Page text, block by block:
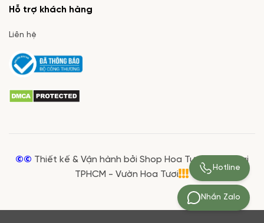
Hỗ trợ khách hàng
Liên hệ
©© Thiết kế & Vận hành bởi Shop Hoa Tươi Giá Rẻ tại
TPHCM - Vườn Hoa Tươi
Nhắn Zalo
Hotline